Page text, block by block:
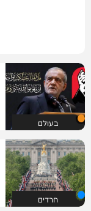
בעולם
חרדים